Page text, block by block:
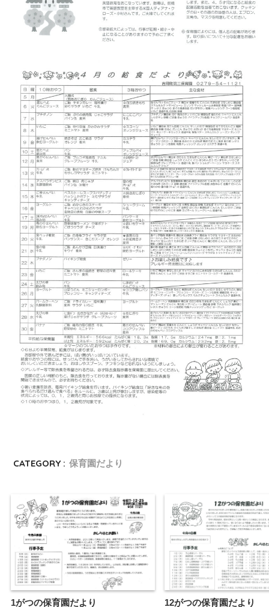
CATEGORY : 保育園だより
1がつの保育園だより 12がつの保育園だより